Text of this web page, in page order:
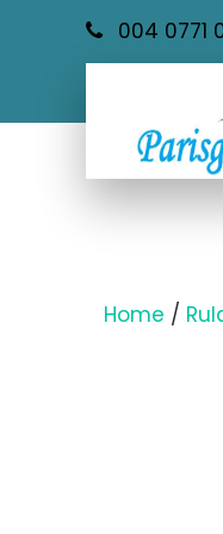
004 0771
Home /